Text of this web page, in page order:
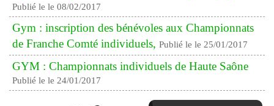
Publié le le 08/02/2017
Gym : inscription des bénévoles aux Championnats
de Franche Comté individuels, Publié le le 25/01/2017
GYM : Championnats individuels de Haute Saône
Publié le le 24/01/2017